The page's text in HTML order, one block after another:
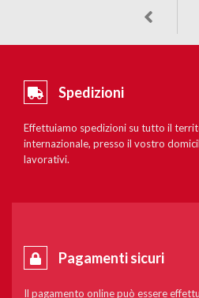
Spedizioni
Effettuiamo spedizioni su tutto il
internazionale, presso il vostro
lavorativi.
Pagamenti sicuri
Il pagamento online può essere